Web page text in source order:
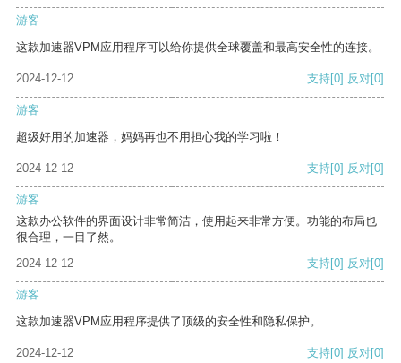
游客
这款加速器VPM应用程序可以给你提供全球覆盖和最高安全性的连接。
2024-12-12 支持[0] 反对[0]
游客
超级好用的加速器，妈妈再也不用担心我的学习啦！
2024-12-12 支持[0] 反对[0]
游客
这款办公软件的界面设计非常简洁，使用起来非常方便。功能的布局也
很合理，一目了然。
2024-12-12
支持[0] 反对[0]
游客
这款加速器VPM应用程序提供了顶级的安全性和隐私保护。
2024-12-12 支持[0] 反对[0]